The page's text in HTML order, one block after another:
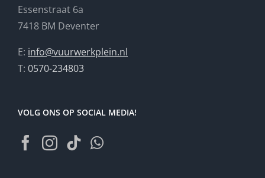
Essenstraat 6a
7418 BM Deventer
E: info@vuurwerkplein.nl
T: 0570-234803
VOLG ONS OP SOCIAL MEDIA!